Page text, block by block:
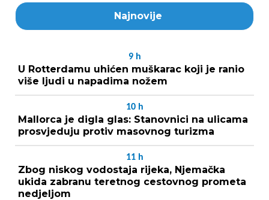
Najnovije
9 h
U Rotterdamu uhićen muškarac koji je ranio
više ljudi u napadima nožem
10 h
Mallorca je digla glas: Stanovnici na ulicama
prosvjeduju protiv masovnog turizma
11 h
Zbog niskog vodostaja rijeka, Njemačka
ukida zabranu teretnog cestovnog prometa
nedjeljom